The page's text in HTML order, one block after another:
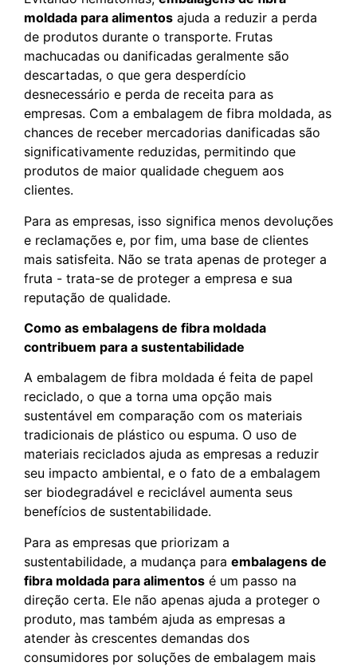
moldada para alimentos ajuda a reduzir a perda
de produtos durante o transporte. Frutas
machucadas ou danificadas geralmente são
descartadas, o que gera desperdício
desnecessário e perda de receita para as
empresas. Com a embalagem de fibra moldada, as
chances de receber mercadorias danificadas são
significativamente reduzidas, permitindo que
produtos de maior qualidade cheguem aos
clientes.
Para as empresas, isso significa menos devoluções
e reclamações e, por fim, uma base de clientes
mais satisfeita. Não se trata apenas de proteger a
fruta - trata-se de proteger a empresa e sua
reputação de qualidade.
Como as embalagens de fibra moldada
contribuem para a sustentabilidade
A embalagem de fibra moldada é feita de papel
reciclado, o que a torna uma opção mais
sustentável em comparação com os materiais
tradicionais de plástico ou espuma. O uso de
materiais reciclados ajuda as empresas a reduzir
seu impacto ambiental, e o fato de a embalagem
ser biodegradável e reciclável aumenta seus
benefícios de sustentabilidade.
Para as empresas que priorizam a
sustentabilidade, a mudança para embalagens de
fibra moldada para alimentos é um passo na
direção certa. Ele não apenas ajuda a proteger o
produto, mas também ajuda as empresas a
atender às crescentes demandas dos
consumidores por soluções de embalagem mais